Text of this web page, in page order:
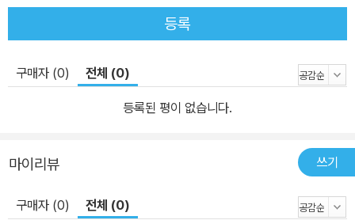
등록
구매자 (0) 전체 (0)
등록된 평이 없습니다.
마이리뷰 쓰기
구매자 (0) 전체 (0)